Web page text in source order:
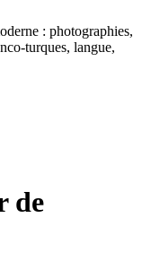
: photographies,
turques, langue,
de